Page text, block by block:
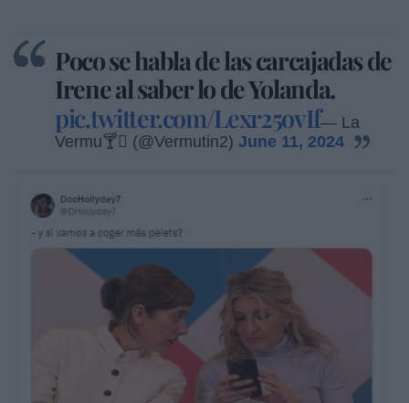
Poco se habla de las carcajadas de
Irene al saber lo de Yolanda.
pic.twitter.com/Lexr25ovIf— La
Vermu🍸 (@Vermutin2) June 11, 2024